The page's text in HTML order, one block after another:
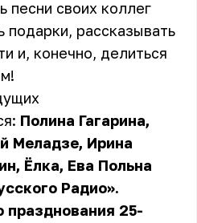
песни своих коллег
подарки, рассказывать
и, конечно, делиться
Полина Гагарина,
Меладзе, Ирина
Ёлка, Ева Польна
Радио».
25-